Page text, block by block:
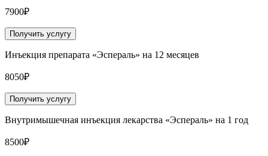
7900₽
Получить услугу
Инъекция препарата «Эспераль» на 12 месяцев
8050₽
Получить услугу
Внутримышечная инъекция лекарства «Эспераль» на 1 год
8500₽